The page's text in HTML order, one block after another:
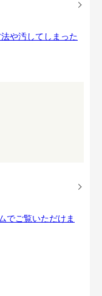
や汚してしまった
でご覧いただけま